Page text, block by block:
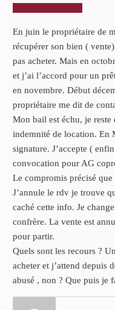
En juin le propriétaire de
récupérer son bien (
pas acheter. Mais en
et j’ai l’accord pour un
en novembre. Début
propriétaire me dit de
Mon bail est échu, je reste
indemnité de location. En
signature. J’accepte (
convocation pour AG
Le compromis précisé
J’annule le rdv je trouve
caché cette info. Je
confrère. La vente est
pour partir.
Quels sont les recours ?
acheter et j’attend depuis
abusé , non ? Que puis je